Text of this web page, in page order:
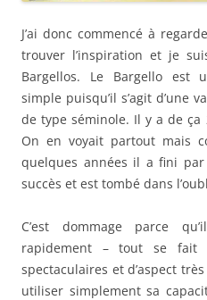
J’ai donc commencé à
trouver l’inspiration et je
Bargellos. Le Bargello est
simple puisqu’il s’agit d’une
de type séminole. Il y a de
On en voyait partout mais
quelques années il a fini
succès et est tombé dans
C’est dommage parce
rapidement – tout se fait
spectaculaires et d’aspect
utiliser simplement sa